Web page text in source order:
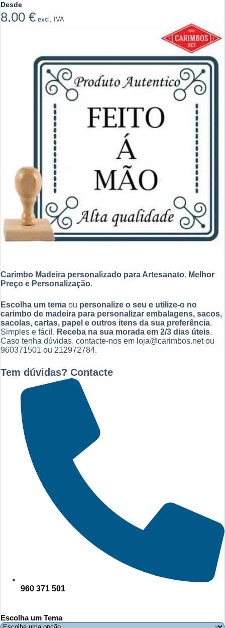
Desde
8,00 € excl. IVA
Carimbo Madeira personalizado para Artesanato. Melhor
Preço e Personalização.
Escolha um tema ou personalize o seu e utilize-o no
carimbo de madeira para personalizar embalagens, sacos,
sacolas, cartas, papel e outros itens da sua preferência.
Simples e fácil. Receba na sua morada em 2/3 dias úteis.
Caso tenha dúvidas, contacte-nos em loja@carimbos.net ou
960371501 ou 212972784.
Tem dúvidas? Contacte
960 371 501
Escolha um Tema